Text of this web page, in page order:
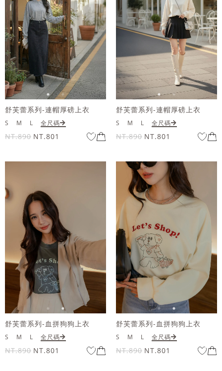
舒芙蕾系列-連帽厚磅上衣
S M L 全尺碼
NT.890 NT.801
舒芙蕾系列-連帽厚磅上衣
S M L 全尺碼
NT.890 NT.801
舒芙蕾系列-血拼狗狗上衣
S M L 全尺碼
NT.890 NT.801
舒芙蕾系列-血拼狗狗上衣
S M L 全尺碼
NT.890 NT.801